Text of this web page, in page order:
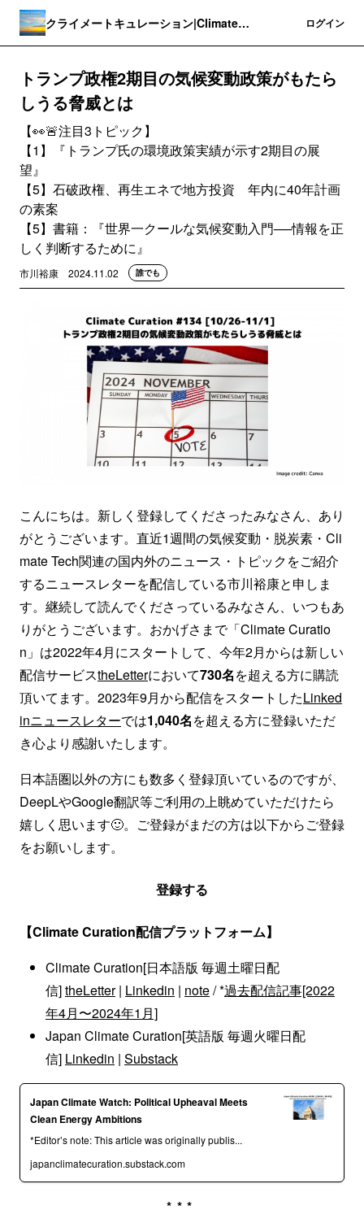
クライメートキュレーション|Climate
ログイン
トランプ政権2期目の気候変動政策がもたら
しうる脅威とは
【👀🚨注目3トピック】
【1】『トランプ氏の環境政策実績が示す2期目の展
望』
【5】石破政権、再生エネで地方投資 年内に40年計画
の素案
【5】書籍：『世界一クールな気候変動入門──情報を正
しく判断するために』
市川裕康 2024.11.02 誰でも
こんにちは。新しく登録してくださったみなさん、あり
がとうございます。直近1週間の気候変動・脱炭素・Cli
mate Tech関連の国内外のニュース・トピックをご紹介
するニュースレターを配信している市川裕康と申しま
す。継続して読んでくださっているみなさん、いつもあ
りがとうございます。おかげさまで「Climate Curatio
n」は2022年4月にスタートして、今年2月からは新しい
配信サービスtheLetterにおいて730名を超える方に購読
頂いてます。2023年9月から配信をスタートしたLinked
inニュースレターでは1,040名を超える方に登録いただ
き心より感謝いたします。
日本語圏以外の方にも数多く登録頂いているのですが、
DeepLやGoogle翻訳等ご利用の上眺めていただけたら
嬉しく思います🙂。ご登録がまだの方は以下からご登録
をお願いします。
登録する
【Climate Curation配信プラットフォーム】
Climate Curation[日本語版 毎週土曜日配
信]theLetter| Linkedin | note/ *過去配信記事[2022
年4月〜2024年1月]
Japan Climate Curation[英語版 毎週火曜日配
信] Linkedin | Substack
Japan Climate Watch: Political Upheaval Meets
Clean Energy Ambitions
*Editor’s note: This article was originally publis...
japanclimatecuration.substack.com
***